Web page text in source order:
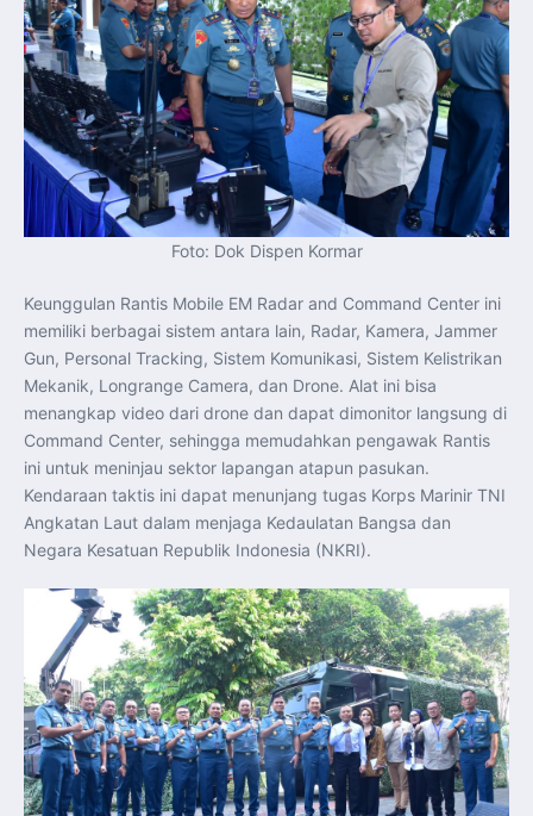
Foto: Dok Dispen Kormar
Keunggulan Rantis Mobile EM Radar and Command Center ini
memiliki berbagai sistem antara lain, Radar, Kamera, Jammer
Gun, Personal Tracking, Sistem Komunikasi, Sistem Kelistrikan
Mekanik, Longrange Camera, dan Drone. Alat ini bisa
menangkap video dari drone dan dapat dimonitor langsung di
Command Center, sehingga memudahkan pengawak Rantis
ini untuk meninjau sektor lapangan atapun pasukan.
Kendaraan taktis ini dapat menunjang tugas Korps Marinir TNI
Angkatan Laut dalam menjaga Kedaulatan Bangsa dan
Negara Kesatuan Republik Indonesia (NKRI).